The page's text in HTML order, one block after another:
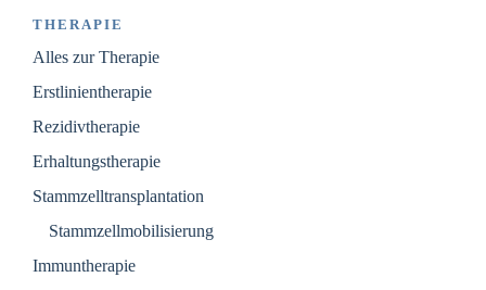
THERAPIE
Alles zur Therapie
Erstlinientherapie
Rezidivtherapie
Erhaltungstherapie
Stammzelltransplantation
Stammzellmobilisierung
Immuntherapie